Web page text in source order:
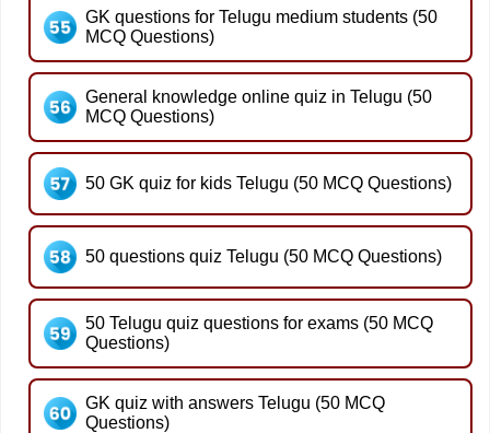
GK questions for Telugu medium students (50
MCQ Questions)
General knowledge online quiz in Telugu (50
MCQ Questions)
50 GK quiz for kids Telugu (50 MCQ Questions)
50 questions quiz Telugu (50 MCQ Questions)
50 Telugu quiz questions for exams (50 MCQ
Questions)
GK quiz with answers Telugu (50 MCQ
Questions)